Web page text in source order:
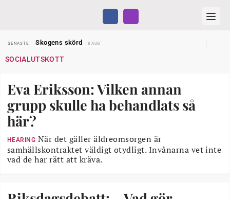
SENASTE
Skogens skörd
8 AUG
SENASTE
Reform för äldre kan bli slag i luften
SENASTE
Snart kan telefonförsäljning förbjudas i Sverige
SENASTE
Hyror rusar ifrån äldres bostadstillägg
28 JUL
SENASTE
Skogens skörd 8 AUG
SOCIALUTSKOTT
Eva Eriksson: Vilken annan
grupp skulle ha behandlats så
här?
HEARING När det gäller äldreomsorgen är
samhällskontraktet väldigt otydligt. Invånarna vet inte
vad de har rätt att kräva.